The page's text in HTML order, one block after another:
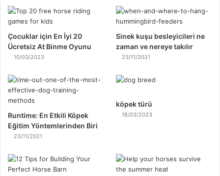
Çocuklar için En İyi 20
Ücretsiz At Binme Oyunu
10/03/2023
Sinek kuşu besleyicileri ne
zaman ve nereye takılır
23/11/2021
Runtime: En Etkili Köpek
Eğitim Yöntemlerinden Biri
23/11/2021
köpek türü
18/03/2023